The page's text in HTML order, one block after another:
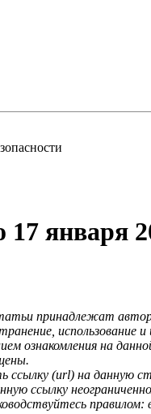
января
принадлежат
использование и
ознакомления на
ссылку (url) на данную
ссылку
правилом: